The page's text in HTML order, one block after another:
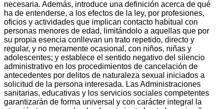
necesaria. Además, introduce una definición acerca de qué
ha de entenderse, a los efectos de la ley, por profesiones,
oficios y actividades que implican contacto habitual con
personas menores de edad, limitándolo a aquellas que por
su propia esencia conllevan un trato repetido, directo y
regular, y no meramente ocasional, con niños, niñas y
adolescentes; y establece el sentido negativo del silencio
administrativo en los procedimientos de cancelación de
antecedentes por delitos de naturaleza sexual iniciados a
solicitud de la persona interesada. Las Administraciones
sanitarias, educativas y los servicios sociales competentes
garantizarán de forma universal y con carácter integral la